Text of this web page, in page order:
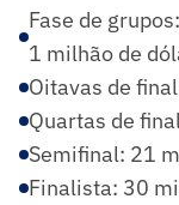
Fase de
1 milhão de
Oitavas de
Quartas de
Semifinal: 21
Finalista: 30